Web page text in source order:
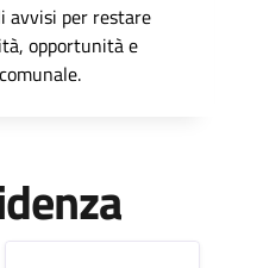
avvisi per restare
opportunità e